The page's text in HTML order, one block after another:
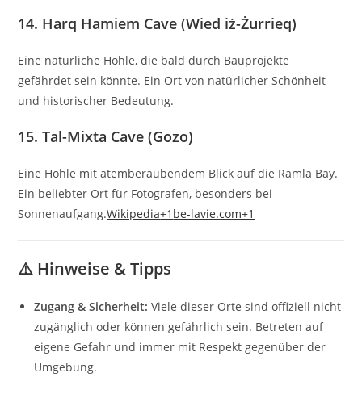
14. Harq Hamiem Cave (Wied iż-Żurrieq)
Eine natürliche Höhle, die bald durch Bauprojekte
gefährdet sein könnte. Ein Ort von natürlicher Schönheit
und historischer Bedeutung.
15.Tal-Mixta Cave (Gozo)
Eine Höhle mit atemberaubendem Blick auf die Ramla Bay.
Ein beliebter Ort für Fotografen, besonders bei
Sonnenaufgang.Wikipedia+1 be-lavie.com+1
⚠️ Hinweise & Tipps
Zugang & Sicherheit: Viele dieser Orte sind offiziell nicht
zugänglich oder können gefährlich sein. Betreten auf
eigene Gefahr und immer mit Respekt gegenüber der
Umgebung.